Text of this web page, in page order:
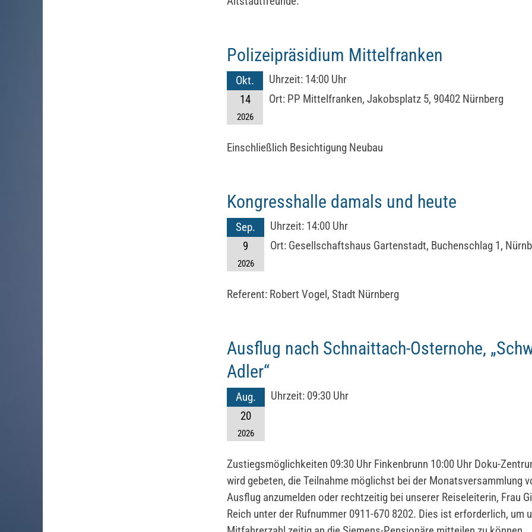
Polizeipräsidium Mittelfranken
Okt.
14
2026
Uhrzeit: 14:00 Uhr
Ort: PP Mittelfranken, Jakobsplatz 5, 90402 Nürnberg
Einschließlich Besichtigung Neubau
Kongresshalle damals und heute
Sep.
9
2026
Uhrzeit: 14:00 Uhr
Ort: Gesellschaftshaus Gartenstadt, Buchenschlag 1,
Referent: Robert Vogel, Stadt Nürnberg
Ausflug nach Schnaittach-Osternohe,
Adler“
Aug.
20
2026
Uhrzeit: 09:30 Uhr
Zustiegsmöglichkeiten 09:30 Uhr Finkenbrunn 10:00 Uhr Doku-
wird gebeten, die Teilnahme möglichst bei der Monatsversammlung
Ausflug anzumelden oder rechtzeitig bei unserer Reiseleiterin, Frau
Reich unter der Rufnummer 0911-670 8202. Dies ist erforderlich, um